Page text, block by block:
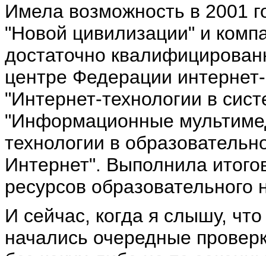
Имела возможность в 2001
"Новой цивилизации" и
достаточно
центре Федерации
"Интернет-технологии в
"Информационные
технологии в
Интернет". Выполнила
ресурсов образовательного
И сейчас, когда я слышу,
начались очередные